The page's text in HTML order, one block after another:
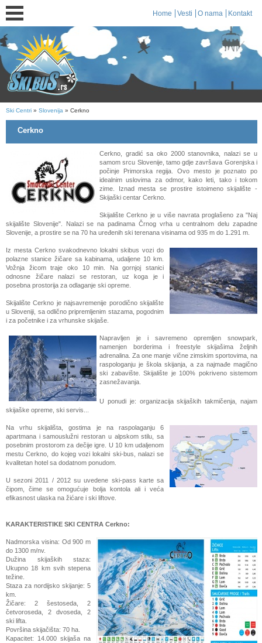
Home Vesti O nama Kontakt
Ski Centri » Slovenija » Cerkno
Cerkno
Cerkno, gradić sa oko 2000 stanovnika, nalazi se u
samom srcu Slovenije, tamo gdje završava Gorenjska i
počinje Primorska regija. Ovo mesto je poznato po
idealnim uslovima za odmor, kako leti, tako i tokom
zime. Iznad mesta se prostire istoimeno skijalište -
Skijaški centar Cerkno.
Skijalište Cerkno je u više navrata proglašeno za "Naj
skijalište Slovenije". Nalazi se na padinama Črnog vrha u centralnom delu zapadne
Slovenije, a prostire se na 70 ha uređenih ski terenana visinama od 935 m do 1.291 m.
Iz mesta Cerkno svakodnevno lokalni skibus vozi do
polazne stanice žičare sa kabinama, udaljene 10 km.
Vožnja žicom traje oko 10 min. Na gornjoj stanici
odnosne žičare nalazi se restoran, uz koga je i
posebna prostorija za odlaganje ski opreme.
Skijalište Cerkno je najsavremenije porodično skijalište
u Sloveniji, sa odlično pripremljenim stazama, pogodnim
i za početnike i za vrhunske skijaše.
Napravljen je i savremeno opremljen snowpark,
namenjen borderima i freestyle skijašima željnih
adrenalina. Za one manje vične zimskim sportovima, na
raspologanju je škola skijanja, a za najmađe magično
ski zabavište. Skijalište je 100% pokriveno sistemom
zasnežavanja.
U ponudi je: organizacija skijaških takmičenja, najam
skijaške opreme, ski servis...
Na vrhu skijališta, gostima je na raspolaganju 6
apartmana i samouslužni restoran u alpskom stilu, sa
posebnim prostorom za dečije igre. U 10 km udaljenom
mestu Cerkno, do kojeg vozi lokalni ski-bus, nalazi se
kvalitetan hotel sa dodatnom ponudom.
U sezoni 2011 / 2012 su uvedene ski-pass karte sa
čipom, čime se omogućuje bolja kontola ali i veća
efikasnost ulaska na žićare i ski liftove.
KARAKTERISTIKE SKI CENTRA Cerkno:
Nadmorska visina: Od 900 m
do 1300 m/nv.
Dužina skijaških staza:
Ukupno 18 km svih stepena
težine.
Staza za nordijsko skijanje: 5
km.
Žičare: 2 šestoseda, 2
četvoroseda, 2 dvoseda, 2
ski lifta.
Površina skijačišta: 70 ha.
Kapacitet: 14.000 skijaša na